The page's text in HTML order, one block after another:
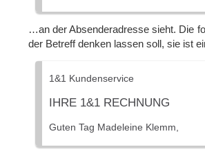
…an der Absenderadresse sieht. Die
der Betreff denken lassen soll, sie ist
1&1 Kundenservice
IHRE 1&1 RECHNUNG
Guten Tag Madeleine Klemm,